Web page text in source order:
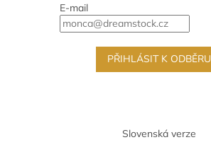
E-mail
PŘIHLÁSIT K ODBĚRU
Slovenská verze